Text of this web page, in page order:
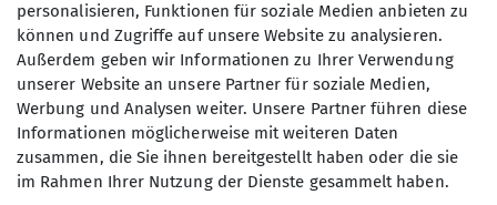
Sektion
personalisieren, Funktionen für soziale Medien anbieten zu
können und Zugriffe auf unsere Website zu analysieren.
Außerdem geben wir Informationen zu Ihrer Verwendung
unserer Website an unsere Partner für soziale Medien,
Werbung und Analysen weiter. Unsere Partner führen diese
Informationen möglicherweise mit weiteren Daten
zusammen, die Sie ihnen bereitgestellt haben oder die sie
im Rahmen Ihrer Nutzung der Dienste gesammelt haben.